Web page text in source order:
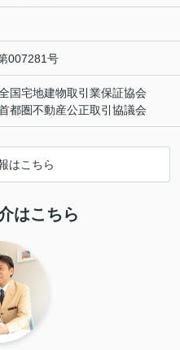
007281号
国宅地建物取引業保証協会
都圏不動産公正取引協議会
はこちら
はこちら